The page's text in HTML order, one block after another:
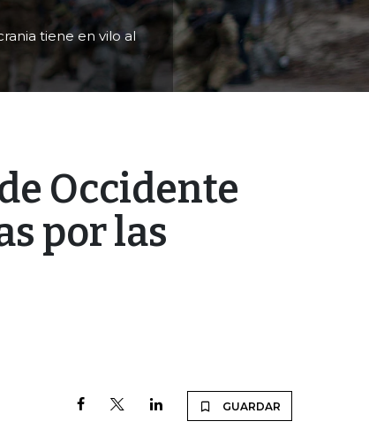
tiene en vilo al
Occidente
por las
GUARDAR